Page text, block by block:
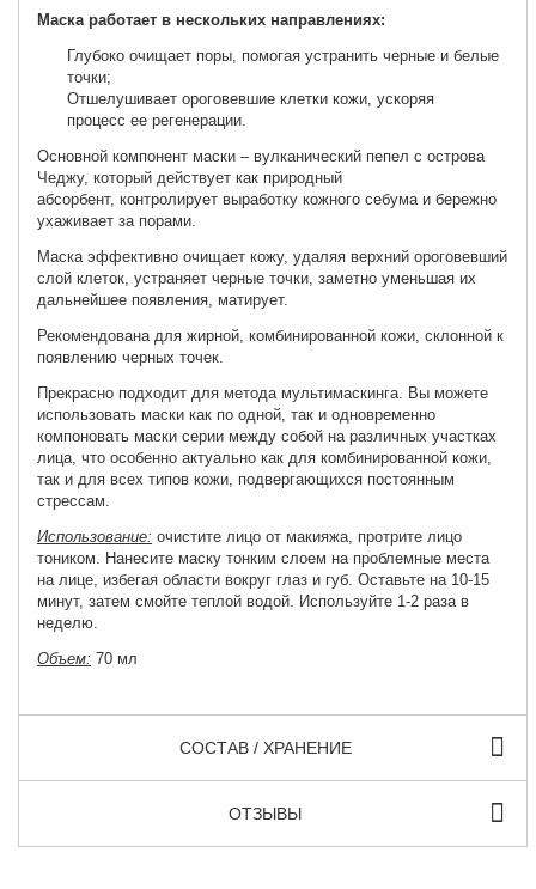
Маска работает в нескольких направлениях:
Глубоко очищает поры, помогая устранить черные и белые
точки;
Отшелушивает ороговевшие клетки кожи, ускоряя
процесс еерегенерации.
Основной компонент маски – вулканический пепел с острова
Чеджу, который действует как природный
абсорбент, контролирует выработку кожного себума и бережно
ухаживает за порами.
Маска эффективно очищает кожу, удаляя верхний ороговевший
слой клеток, устраняет черные точки, заметно уменьшая их
дальнейшее появления, матирует.
Рекомендована для жирной, комбинированной кожи, склонной к
появлению черных точек.
Прекрасно подходит для метода мультимаскинга. Вы можете
использовать маски как по одной, так и одновременно
компоновать маски серии между собой на различных участках
лица, что особенно актуально как для комбинированной кожи,
так и для всех типов кожи, подвергающихся постоянным
стрессам.
Использование: очистите лицо от макияжа, протрите лицо
тоником. Нанесите маску тонким слоем на проблемные места
на лице, избегая области вокруг глаз и губ. Оставьте на 10-15
минут, затем смойте теплой водой. Используйте 1-2 раза в
неделю.
Объем: 70 мл
СОСТАВ / ХРАНЕНИЕ
ОТЗЫВЫ